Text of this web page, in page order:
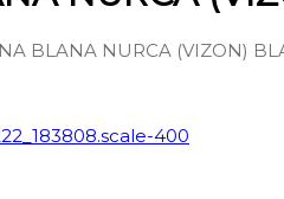
BLANA NURCA (VIZON)